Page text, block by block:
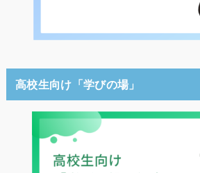
高校生向け「学びの場」